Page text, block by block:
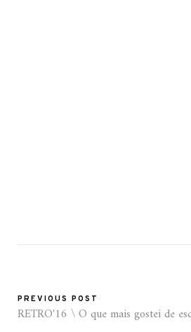
PREVIOUS POST
RETRO'16 \ O que mais gostei de